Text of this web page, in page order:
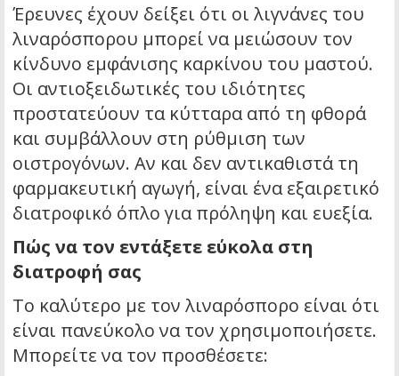
Έρευνες έχουν δείξει ότι οι λιγνάνες του
λιναρόσπορου μπορεί να μειώσουν τον
κίνδυνο εμφάνισης καρκίνου του μαστού.
Οι αντιοξειδωτικές του ιδιότητες
προστατεύουν τα κύτταρα από τη φθορά
και συμβάλλουν στη ρύθμιση των
οιστρογόνων. Αν και δεν αντικαθιστά τη
φαρμακευτική αγωγή, είναι ένα εξαιρετικό
διατροφικό όπλο για πρόληψη και ευεξία.
Πώς να τον εντάξετε εύκολα στη
διατροφή σας
Το καλύτερο με τον λιναρόσπορο είναι ότι
είναι πανεύκολο να τον χρησιμοποιήσετε.
Μπορείτε να τον προσθέσετε: